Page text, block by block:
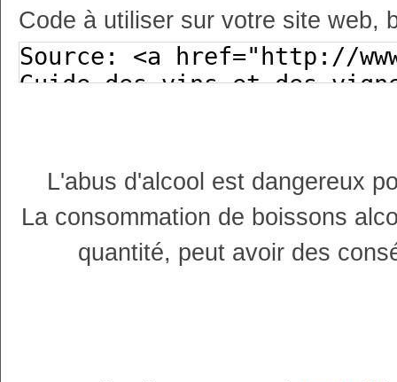
Code à utiliser sur votre site web,
L'abus d'alcool est dangereux
La consommation de boissons
quantité, peut avoir des